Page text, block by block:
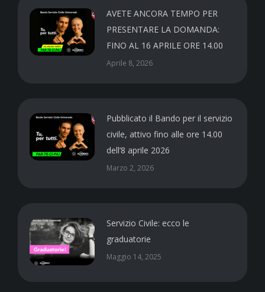
AVETE ANCORA TEMPO PER
PRESENTARE LA DOMANDA:
FINO AL 16 APRILE ORE 14.00
Aprile 8, 2026
Pubblicato il Bando per il servizio
civile, attivo fino alle ore 14.00
dell’8 aprile 2026
Marzo 2, 2026
Servizio Civile: ecco le
graduatorie
Maggio 14, 2025